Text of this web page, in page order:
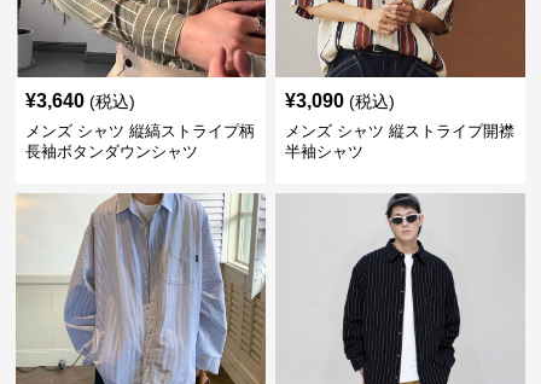
¥3,640 (税込)
メンズ シャツ 縦縞ストライプ柄
長袖ボタンダウンシャツ
¥3,090 (税込)
メンズ シャツ 縦ストライプ開襟
半袖シャツ